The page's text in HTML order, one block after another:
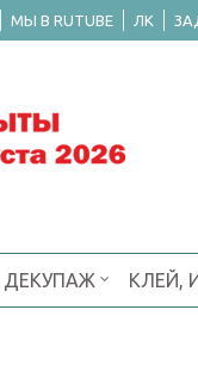
МЫ В RUTUBE ЛК
ДЕКУПАЖ КЛЕЙ,